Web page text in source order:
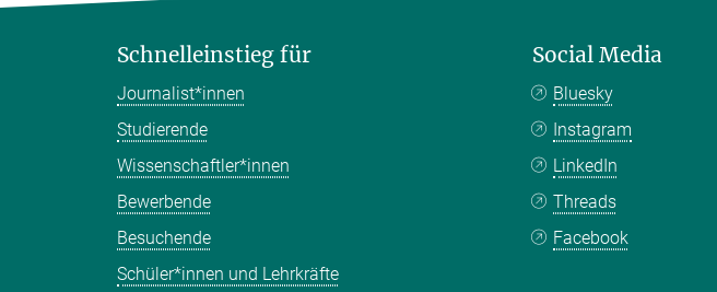
Schnelleinstieg für
Journalist*innen
Studierende
Wissenschaftler*innen
Bewerbende
Besuchende
Schüler*innen und Lehrkräfte
Social Media
Bluesky
Instagram
LinkedIn
Threads
Facebook